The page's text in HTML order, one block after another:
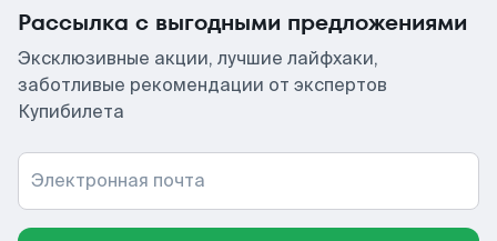
Рассылка с выгодными предложениями
Эксклюзивные акции, лучшие лайфхаки,
заботливые рекомендации от экспертов
Купибилета
Электронная почта